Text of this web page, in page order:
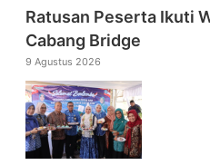
Ratusan Peserta Ikuti
Cabang Bridge
9 Agustus 2026